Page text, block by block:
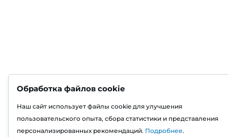
Обработка файлов cookie
Наш сайт использует файлы cookie для улучшения
пользовательского опыта, сбора статистики и представления
персонализированных рекомендаций. Подробнее.